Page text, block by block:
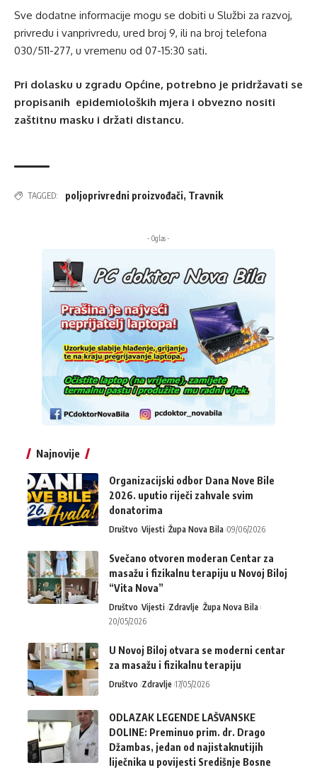
Sve dodatne informacije mogu se dobiti u Službi za razvoj,
privredu i vanprivredu, ured broj 9, ili na broj telefona
030/511-277, u vremenu od 07-15:30 sati.
Pri dolasku u zgradu Općine, potrebno je pridržavati se
propisanih epidemioloških mjera i obvezno nositi
zaštitnu masku i držati distancu.
TAGGED: poljoprivredni proizvođači, Travnik
- Oglas -
Najnovije
Organizacijski odbor Dana Nove Bile
2026. uputio riječi zahvale svim
donatorima
Društvo Vijesti Župa Nova Bila 09/06/2026
Svečano otvoren moderan Centar za
masažu i fizikalnu terapiju u Novoj Biloj
“Vita Nova”
Društvo Vijesti Zdravlje Župa Nova Bila
20/05/2026
U Novoj Biloj otvara se moderni centar
za masažu i fizikalnu terapiju
Društvo Zdravlje 17/05/2026
ODLAZAK LEGENDE LAŠVANSKE
DOLINE: Preminuo prim. dr. Drago
Džambas, jedan od najistaknutijih
liječnika u povijesti Središnje Bosne